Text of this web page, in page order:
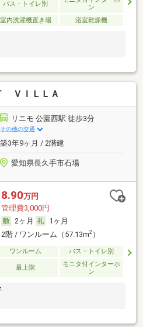
バス・トイレ別
ン
室内洗濯機置き場 浴室乾燥機
ＶＩＬＬＡ
リニモ 公園西駅 徒歩3分
その他の交通
築3年9ヶ月 / 2階建
愛知県長久手市石場
8.90万円
管理費3,000円
2ヶ月
1ヶ月
2階 / ワンルーム（57.13m2）
ワンルーム バス・トイレ別
最上階
モニタ付インターホ
ン